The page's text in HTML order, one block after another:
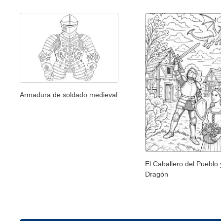
Armadura de soldado medieval
El Caballero del Pueblo
Dragón